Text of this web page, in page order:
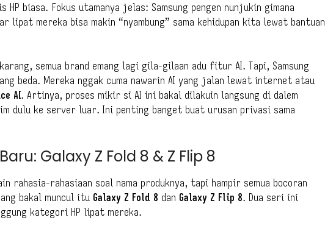
biasa. Fokus utamanya jelas: Samsung pengen nunjukin gimana
lipat mereka bisa makin “nyambung” sama kehidupan kita lewat bantuan
semua brand emang lagi gila-gilaan adu fitur AI. Tapi, Samsung
beda. Mereka nggak cuma nawarin AI yang jalan lewat internet atau
AI. Artinya, proses mikir si AI ini bakal dilakuin langsung di dalem
dulu ke server luar. Ini penting banget buat urusan privasi sama
Galaxy Z Fold 8 & Z Flip 8
rahasia-rahasiaan soal nama produknya, tapi hampir semua bocoran
bakal muncul itu Galaxy Z Fold 8 dan Galaxy Z Flip 8. Dua seri ini
kategori HP lipat mereka.